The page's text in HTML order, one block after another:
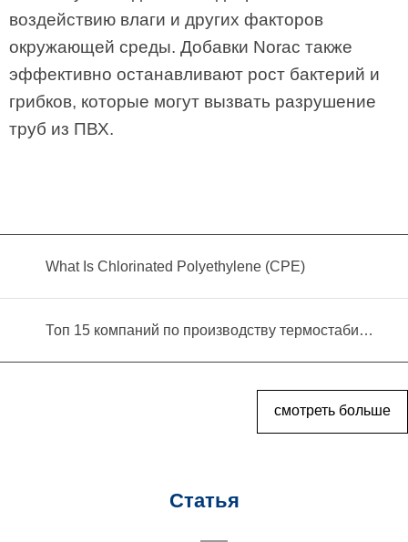
воздействию влаги и других факторов
окружающей среды. Добавки Norac также
эффективно останавливают рост бактерий и
грибков, которые могут вызвать разрушение
труб из ПВХ.
What Is Chlorinated Polyethylene (CPE)
Топ 15 компаний по производству термостабилизатора пвх
смотреть больше
Статья